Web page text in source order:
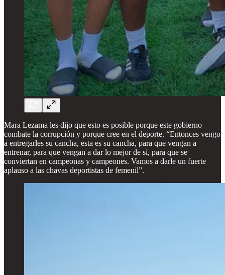
Mara Lezama les dijo que esto es posible porque este gobierno
combate la corrupción y porque cree en el deporte. “Entonces vengo
a entregarles su cancha, esta es su cancha, para que vengan a
entrenar, para que vengan a dar lo mejor de sí, para que se
conviertan en campeonas y campeones. Vamos a darle un fuerte
aplauso a las chavas deportistas de femenil”.